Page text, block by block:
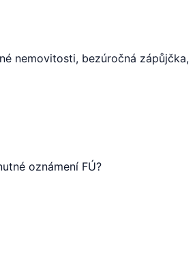
nemovitosti, bezúročná zápůjčka,
oznámení FÚ?